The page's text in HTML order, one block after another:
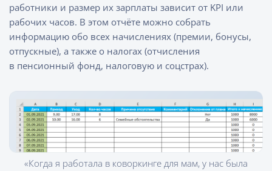
работники и размер их зарплаты зависит от KPI или
рабочих часов. В этом отчёте можно собрать
информацию обо всех начислениях (премии, бонусы,
отпускные), а также о налогах (отчисления
в пенсионный фонд, налоговую и соцстрах).
«Когда я работала в коворкинге для мам, у нас была